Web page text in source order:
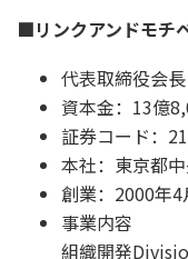
■リンクアンドモチ
代表取締役会
資本金：13億
証券コード：
本社：東京都
創業：2000年4
事業内容
組織開発